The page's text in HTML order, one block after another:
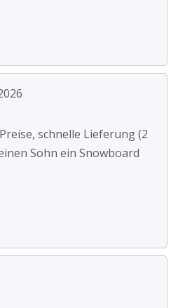
schnelle Lieferung (2
Sohn ein Snowboard